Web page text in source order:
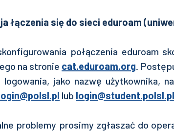
łączenia się do sieci eduroam
połączenia eduroam
na stronie cat.eduroam.org.
logowania, jako nazwę użytkownika,
lub login@student.polsl.pl
problemy prosimy zgłaszać do